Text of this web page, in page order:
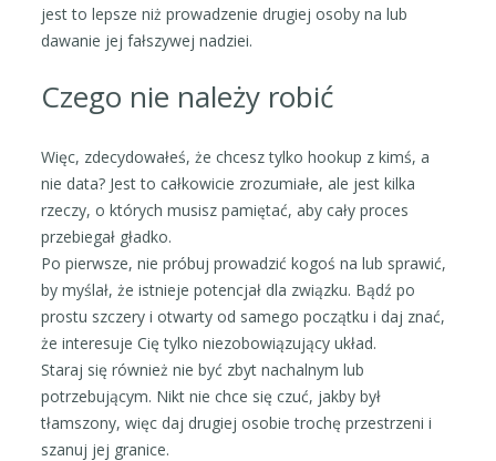
jest to lepsze niż prowadzenie drugiej osoby na lub
dawanie jej fałszywej nadziei.
Czego nie należy robić
Więc, zdecydowałeś, że chcesz tylko hookup z kimś, a
nie data? Jest to całkowicie zrozumiałe, ale jest kilka
rzeczy, o których musisz pamiętać, aby cały proces
przebiegał gładko.
Po pierwsze, nie próbuj prowadzić kogoś na lub sprawić,
by myślał, że istnieje potencjał dla związku. Bądź po
prostu szczery i otwarty od samego początku i daj znać,
że interesuje Cię tylko niezobowiązujący układ.
Staraj się również nie być zbyt nachalnym lub
potrzebującym. Nikt nie chce się czuć, jakby był
tłamszony, więc daj drugiej osobie trochę przestrzeni i
szanuj jej granice.